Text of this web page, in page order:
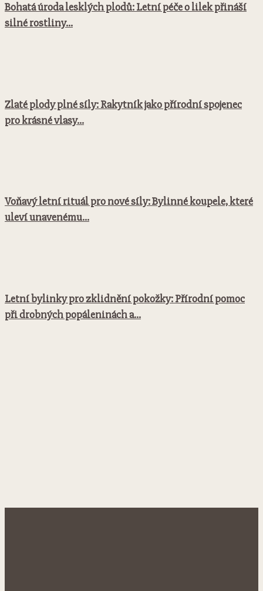
Bohatá úroda lesklých plodů: Letní péče o lilek přináší
silné rostliny...
Zlaté plody plné síly: Rakytník jako přírodní spojenec
pro krásné vlasy...
Voňavý letní rituál pro nové síly: Bylinné koupele, které
uleví unavenému...
Letní bylinky pro zklidnění pokožky: Přírodní pomoc
při drobných popáleninách a...